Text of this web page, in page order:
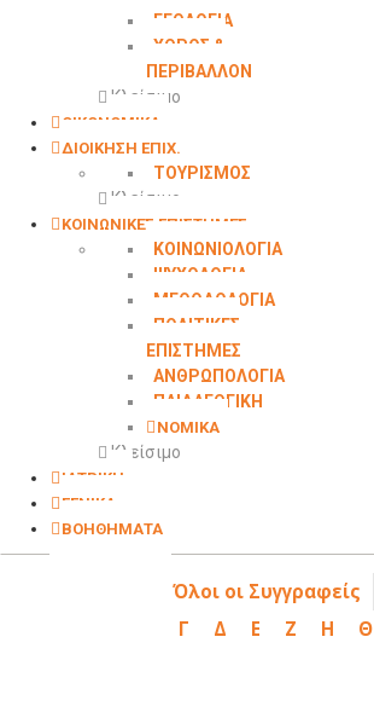
ΓΕΩΛΟΓΙΑ
ΧΩΡΟΣ &
ΠΕΡΙΒΑΛΛΟΝ
Κλείσιμο
ΟΙΚΟΝΟΜΙΚΑ
ΔΙΟΙΚΗΣΗ ΕΠΙΧ.
ΤΟΥΡΙΣΜΟΣ
Κλείσιμο
ΚΟΙΝΩΝΙΚΕΣ ΕΠΙΣΤΗΜΕΣ
ΚΟΙΝΩΝΙΟΛΟΓΙΑ
ΨΥΧΟΛΟΓΙΑ
ΜΕΘΟΔΟΛΟΓΙΑ
ΠΟΛΙΤΙΚΕΣ
ΕΠΙΣΤΗΜΕΣ
ΑΝΘΡΩΠΟΛΟΓΙΑ
ΠΑΙΔΑΓΩΓΙΚΗ
ΝΟΜΙΚΑ
Κλείσιμο
ΙΑΤΡΙΚΗ
ΓΕΝΙΚΑ
ΒΟΗΘΗΜΑΤΑ
Όλοι οι Συγγραφείς
Γ
Δ Ε Ζ Η Θ